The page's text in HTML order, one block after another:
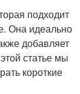
подходит
Она идеально
добавляет
статье мы
короткие